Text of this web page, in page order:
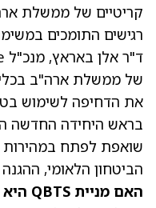
קריטיים של ממשלת
רגישים התומכים
של ממשלת ארה"ב
את הדחיפה לשימוש
שואפת לפתח במהירות
הביטחון הלאומי,
האם מניית QBTS היא קנייה, החזק או מכירה?